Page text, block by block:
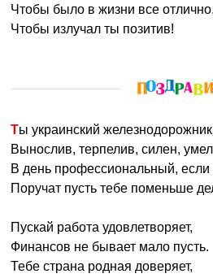
Чтобы было в жизни все отлично,
Чтобы излучал ты позитив!
Ты украинский
Вынослив, терпелив, силен,
В день профессиональный,
Поручат пусть тебе поменьше
Пускай работа удовлетворяет,
Финансов не бывает мало пусть.
Тебе страна родная доверяет,